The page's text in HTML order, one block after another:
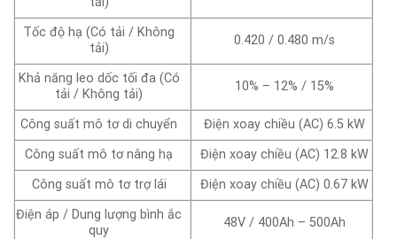
Tốc độ hạ (Có tải / Không
tải)
0.420 / 0.480 m/s
Khả năng leo dốc tối đa (Có
tải / Không tải)
10% – 12% / 15%
Công suất mô tơ di chuyển
Điện xoay chiều (AC) 6.5 kW
Công suất mô tơ nâng hạ
Điện xoay chiều (AC) 12.8 kW
Công suất mô tơ trợ lái
Điện xoay chiều (AC) 0.67 kW
Điện áp / Dung lượng bình ắc
quy
48V / 400Ah – 500Ah